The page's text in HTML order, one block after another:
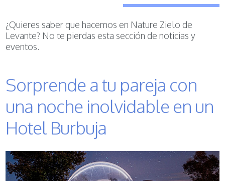
¿Quieres saber que hacemos en Nature Zielo de
Levante? No te pierdas esta sección de noticias y
eventos.
Sorprende a tu pareja con
una noche inolvidable en un
Hotel Burbuja